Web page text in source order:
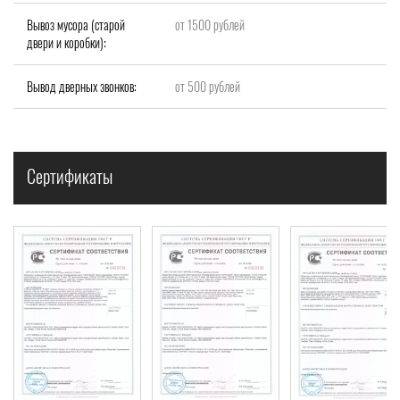
Вывоз мусора (старой
двери и коробки):
от 1500 рублей
Вывод дверных звонков: от 500 рублей
Сертификаты